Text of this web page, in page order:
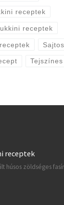
receptek
receptek
receptek
húsos zöldséges